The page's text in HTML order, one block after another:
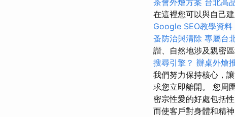
在這裡您可以與自己
Google SEO教學資料
蚤防治與清除 專屬台
諧、自然地涉及親密
搜尋引擎？ 辦桌外燴
我們努力保持核心，
求您立即離開。 您周
密宗性愛的好處包括
而使客戶對身體和精